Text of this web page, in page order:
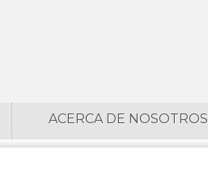
ACERCA DE NOSOTROS